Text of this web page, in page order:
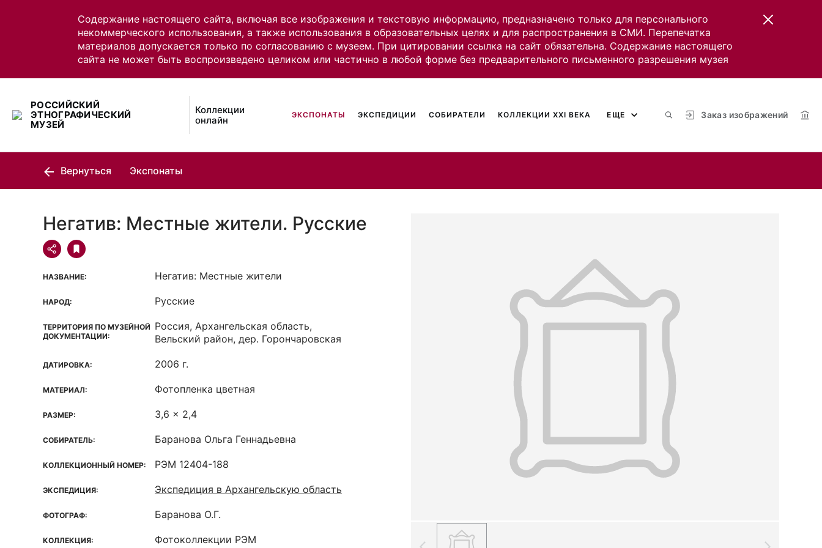
Содержание настоящего сайта, включая все изображения и текстовую информацию, предназначено только для персонального
некоммерческого использования, а также использования в образовательных целях и для распространения в СМИ. Перепечатка
материалов допускается только по согласованию с музеем. При цитировании ссылка на сайт обязательна. Содержание настоящего
сайта не может быть воспроизведено целиком или частично в любой форме без предварительного письменного разрешения музея
РОССИЙСКИЙ
ЭТНОГРАФИЧЕСКИЙ
МУЗЕЙ
Коллекции
онлайн
Заказ изображений
ЭКСПОНАТЫ ЭКСПЕДИЦИИ СОБИРАТЕЛИ КОЛЛЕКЦИИ XXI ВЕКА ЕЩЕ
Вернуться Экспонаты
Негатив: Местные жители. Русские
НАЗВАНИЕ: Негатив: Местные жители
НАРОД: Русские
ТЕРРИТОРИЯ ПО МУЗЕЙНОЙ
ДОКУМЕНТАЦИИ:
Россия, Архангельская область,
Вельский район, дер. Горончаровская
ДАТИРОВКА: 2006 г.
МАТЕРИАЛ: Фотопленка цветная
РАЗМЕР: 3,6 x 2,4
СОБИРАТЕЛЬ: Баранова Ольга Геннадьевна
КОЛЛЕКЦИОННЫЙ НОМЕР: РЭМ 12404-188
ЭКСПЕДИЦИЯ: Экспедиция в Архангельскую область
ФОТОГРАФ: Баранова О.Г.
КОЛЛЕКЦИЯ: Фотоколлекции РЭМ